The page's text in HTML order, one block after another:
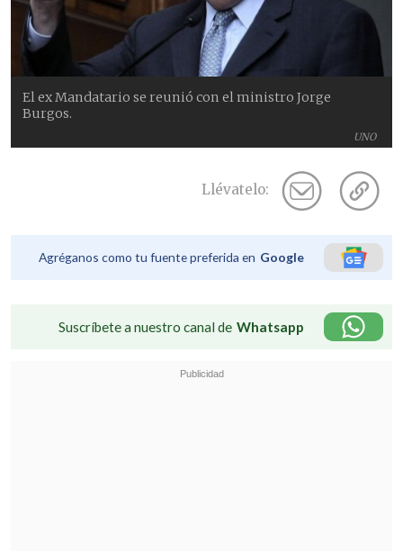
UNO
El ex Mandatario se reunió con el ministro Jorge
Burgos.
Llévatelo:
Agréganos como tu fuente preferida en Google
Suscríbete a nuestro canal de Whatsapp